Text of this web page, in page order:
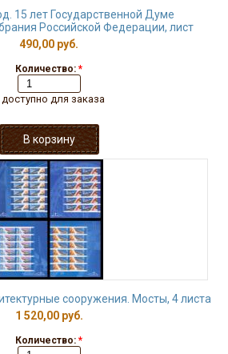
15 лет Государственной Думе
Российской Федерации, лист
490,00 руб.
Количество: *
доступно для заказа
сооружения. Мосты, 4 листа
1 520,00 руб.
Количество: *